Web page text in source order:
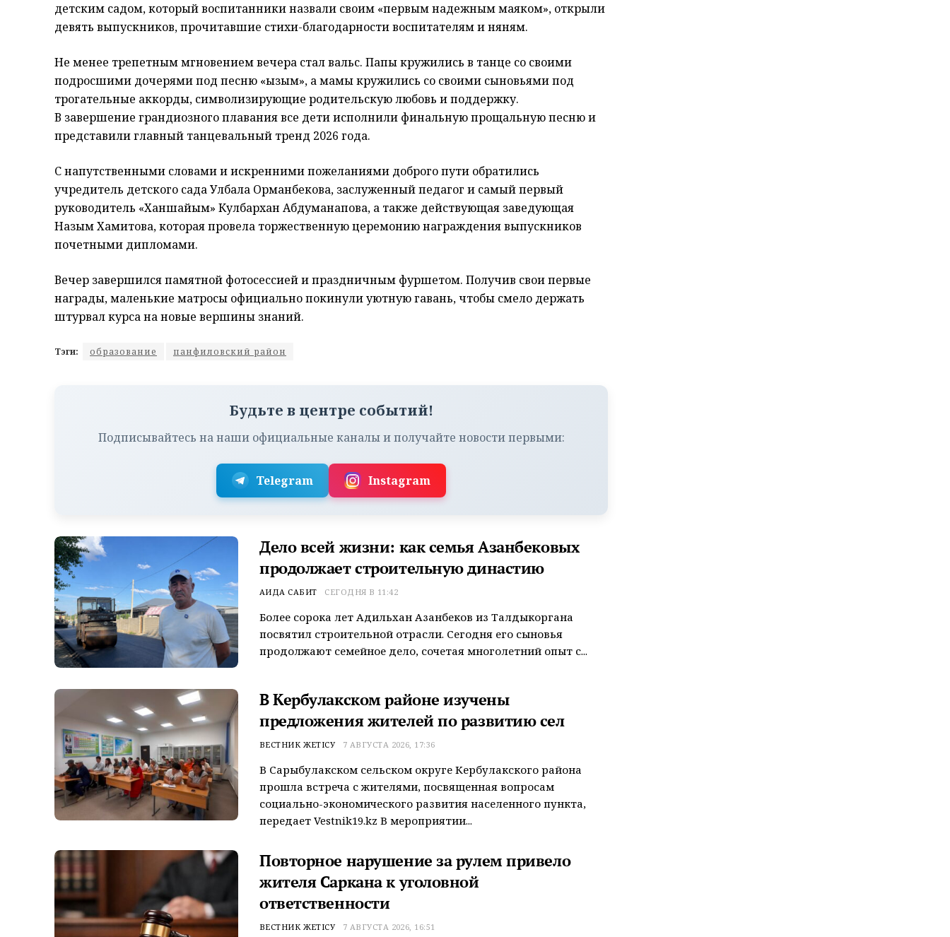
детским садом, который воспитанники назвали своим «первым надежным маяком», открыли
девять выпускников, прочитавшие стихи-благодарности воспитателям и няням.
Не менее трепетным мгновением вечера стал вальс. Папы кружились в танце со своими
подросшими дочерями под песню «Қызым», а мамы кружились со своими сыновьями под
трогательные аккорды, символизирующие родительскую любовь и поддержку.
В завершение грандиозного плавания все дети исполнили финальную прощальную песню и
представили главный танцевальный тренд 2026 года.
С напутственными словами и искренними пожеланиями доброго пути обратились
учредитель детского сада Улбала Орманбекова, заслуженный педагог и самый первый
руководитель «Ханшайым» Кулбархан Абдуманапова, а также действующая заведующая
Назым Хамитова, которая провела торжественную церемонию награждения выпускников
почетными дипломами.
Вечер завершился памятной фотосессией и праздничным фуршетом. Получив свои первые
награды, маленькие матросы официально покинули уютную гавань, чтобы смело держать
штурвал курса на новые вершины знаний.
Тэги: образование панфиловский район
Будьте в центре событий!
Подписывайтесь на наши официальные каналы и получайте новости первыми:
Telegram Instagram
Дело всей жизни: как семья Азанбековых
продолжает строительную династию
АИДА САБИТ СЕГОДНЯ В 11:42
Более сорока лет Адильхан Азанбеков из Талдыкоргана
посвятил строительной отрасли. Сегодня его сыновья
продолжают семейное дело, сочетая многолетний опыт с...
В Кербулакском районе изучены
предложения жителей по развитию сел
ВЕСТНИК ЖЕТІСУ 7 АВГУСТА 2026, 17:36
В Сарыбулакском сельском округе Кербулакского района
прошла встреча с жителями, посвященная вопросам
социально-экономического развития населенного пункта,
передает Vestnik19.kz В мероприятии...
Повторное нарушение за рулем привело
жителя Саркана к уголовной
ответственности
ВЕСТНИК ЖЕТІСУ 7 АВГУСТА 2026, 16:51